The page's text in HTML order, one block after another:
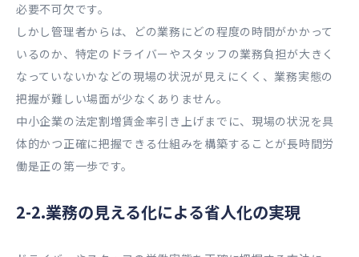
必要不可欠です。
しかし管理者からは、どの業務にどの程度の時間がかかって
いるのか、特定のドライバーやスタッフの業務負担が大きく
なっていないかなどの現場の状況が見えにくく、業務実態の
把握が難しい場面が少なくありません。
中小企業の法定割増賃金率引き上げまでに、現場の状況を具
体的かつ正確に把握できる仕組みを構築することが長時間労
働是正の第一歩です。
2-2.業務の見える化による省人化の実現